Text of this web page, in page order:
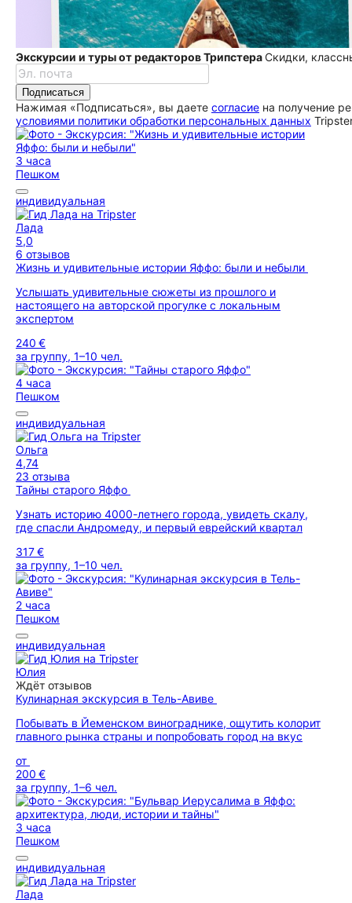
Экскурсии и туры от редакторов ТрипстераСкидки,
Подписаться
Нажимая «Подписаться», вы даете согласие на получение
условиями политики обработки персональных данных
3 часа
Пешком
индивидуальная
Лада
5,0
6 отзывов
Жизнь и удивительные истории Яффо: были и небыли
Услышать удивительные сюжеты из прошлого и
настоящего на авторской прогулке с локальным
экспертом
240 €
за группу, 1–10 чел.
4 часа
Пешком
индивидуальная
Ольга
4,74
23 отзыва
Тайны старого Яффо
Узнать историю 4000-летнего города, увидеть скалу,
где спасли Андромеду, и первый еврейский квартал
317 €
за группу, 1–10 чел.
2 часа
Пешком
индивидуальная
Юлия
Ждёт отзывов
Кулинарная экскурсия в Тель-Авиве
Побывать в Йеменском винограднике, ощутить колорит
главного рынка страны и попробовать город на вкус
от
200 €
за группу, 1–6 чел.
3 часа
Пешком
индивидуальная
Лада